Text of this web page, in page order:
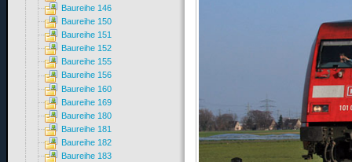
Baureihe 146
Baureihe 150
Baureihe 151
Baureihe 152
Baureihe 155
Baureihe 156
Baureihe 160
Baureihe 169
Baureihe 180
Baureihe 181
Baureihe 182
Baureihe 183